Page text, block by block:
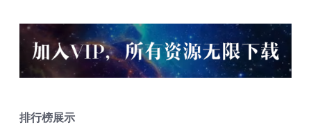
排行榜展示